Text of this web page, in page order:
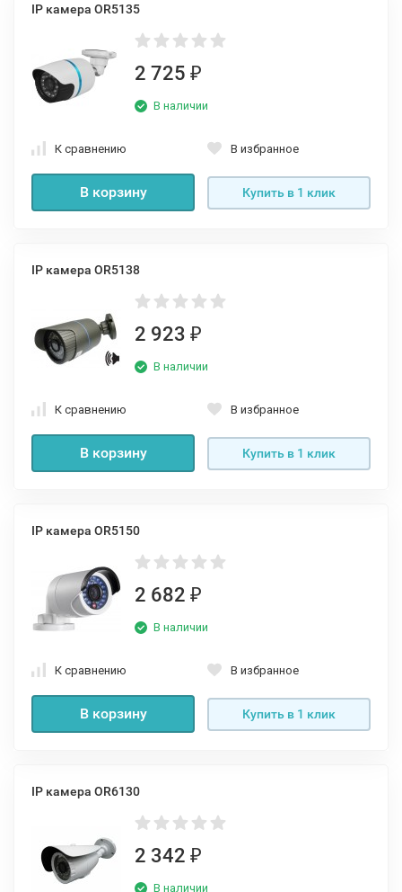
IP камера OR5135
2 725 ₽
В наличии
К сравнению В избранное
В корзину Купить в 1 клик
IP камера OR5138
2 923 ₽
В наличии
К сравнению В избранное
В корзину Купить в 1 клик
IP камера OR5150
2 682 ₽
В наличии
К сравнению В избранное
В корзину Купить в 1 клик
IP камера OR6130
2 342 ₽
В наличии